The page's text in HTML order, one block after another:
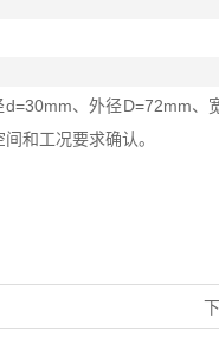
、外径D=72mm、
和工况要求确认。